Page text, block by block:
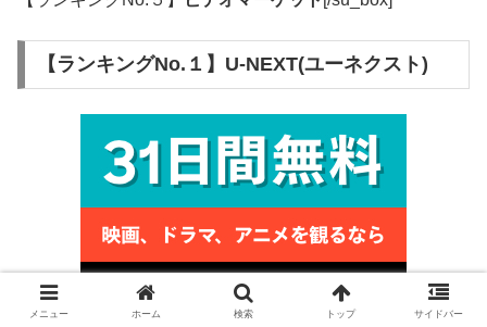
【ランキングNo.１】U-NEXT(ユーネクスト)
メニュー ホーム 検索 トップ サイドバー